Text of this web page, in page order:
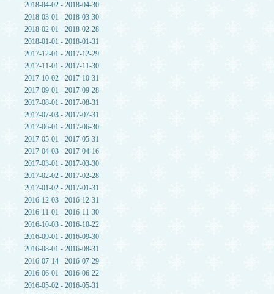
2018-04-02 - 2018-04-30
2018-03-01 - 2018-03-30
2018-02-01 - 2018-02-28
2018-01-01 - 2018-01-31
2017-12-01 - 2017-12-29
2017-11-01 - 2017-11-30
2017-10-02 - 2017-10-31
2017-09-01 - 2017-09-28
2017-08-01 - 2017-08-31
2017-07-03 - 2017-07-31
2017-06-01 - 2017-06-30
2017-05-01 - 2017-05-31
2017-04-03 - 2017-04-16
2017-03-01 - 2017-03-30
2017-02-02 - 2017-02-28
2017-01-02 - 2017-01-31
2016-12-03 - 2016-12-31
2016-11-01 - 2016-11-30
2016-10-03 - 2016-10-22
2016-09-01 - 2016-09-30
2016-08-01 - 2016-08-31
2016-07-14 - 2016-07-29
2016-06-01 - 2016-06-22
2016-05-02 - 2016-05-31